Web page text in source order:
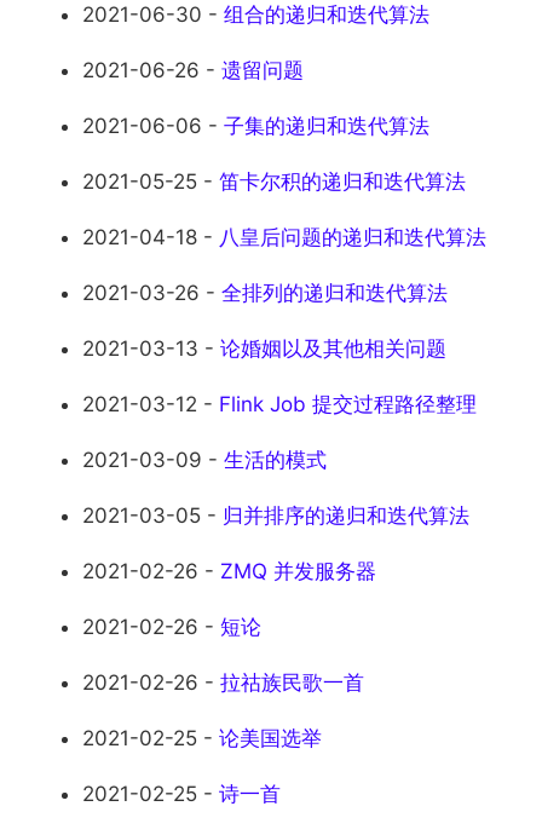
2021-06-30 - 组合的递归和迭代算法
2021-06-26 - 遗留问题
2021-06-06 - 子集的递归和迭代算法
2021-05-25 - 笛卡尔积的递归和迭代算法
2021-04-18 - 八皇后问题的递归和迭代算法
2021-03-26 - 全排列的递归和迭代算法
2021-03-13 - 论婚姻以及其他相关问题
2021-03-12 - Flink Job 提交过程路径整理
2021-03-09 - 生活的模式
2021-03-05 - 归并排序的递归和迭代算法
2021-02-26 - ZMQ 并发服务器
2021-02-26 - 短论
2021-02-26 - 拉祜族民歌一首
2021-02-25 - 论美国选举
2021-02-25 - 诗一首